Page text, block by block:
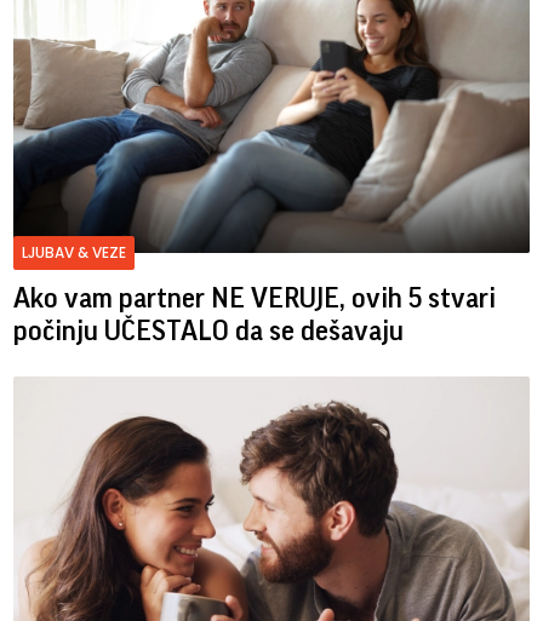
LJUBAV & VEZE
Ako vam partner NE VERUJE, ovih 5 stvari
počinju UČESTALO da se dešavaju